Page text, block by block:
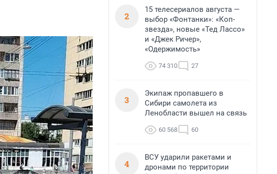
2
15 телесериалов августа —
выбор «Фонтанки»: «Коп-
звезда», новые «Тед Лассо»
и «Джек Ричер»,
«Одержимость»
74 310 27
3
Экипаж пропавшего в
Сибири самолета из
Ленобласти вышел на связь
60 568 60
4
ВСУ ударили ракетами и
дронами по территории